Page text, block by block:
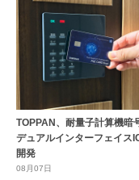
TOPPAN、耐量子計算機暗
デュアルインターフェイス
開発
08月07日